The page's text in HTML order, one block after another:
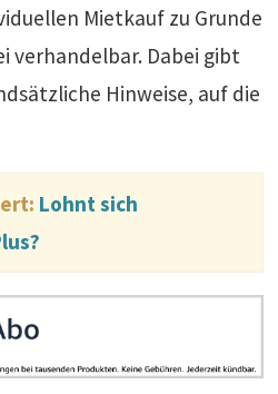
Mietkauf zu Grunde
verhandelbar. Dabei gibt
Hinweise, auf die
Lohnt sich